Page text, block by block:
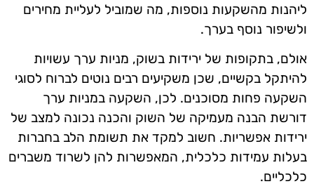
ליהנות מהשקעות נוספות, מה שמוביל לעליית מחירים
ולשיפור נוסף בערך.
אולם, בתקופות של ירידות בשוק, מניות ערך עשויות
להיתקל בקשיים, שכן משקיעים רבים נוטים לברוח לסוגי
השקעה פחות מסוכנים. לכן, השקעה במניות ערך
דורשת הבנה מעמיקה של השוק והכנה נכונה למצב של
ירידות אפשריות. חשוב למקד את תשומת הלב בחברות
בעלות עמידות כלכלית, המאפשרות להן לשרוד משברים
כלכליים.